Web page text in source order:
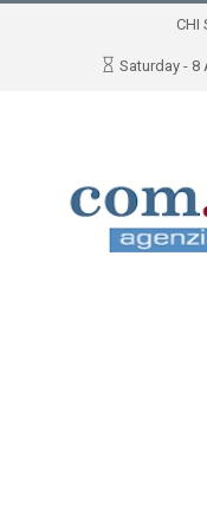
CHI
Saturday - 8